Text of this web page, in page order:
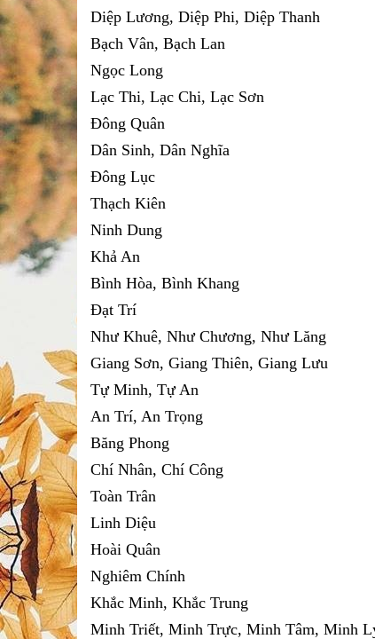
Diệp Lương, Diệp Phi, Diệp Thanh
Bạch Vân, Bạch Lan
Ngọc Long
Lạc Thi, Lạc Chi, Lạc Sơn
Đông Quân
Dân Sinh, Dân Nghĩa
Đông Lục
Thạch Kiên
Ninh Dung
Khả An
Bình Hòa, Bình Khang
Đạt Trí
Như Khuê, Như Chương, Như Lăng
Giang Sơn, Giang Thiên, Giang Lưu
Tự Minh, Tự An
An Trí, An Trọng
Băng Phong
Chí Nhân, Chí Công
Toàn Trân
Linh Diệu
Hoài Quân
Nghiêm Chính
Khắc Minh, Khắc Trung
Minh Triết, Minh Trực, Minh Tâm, Minh